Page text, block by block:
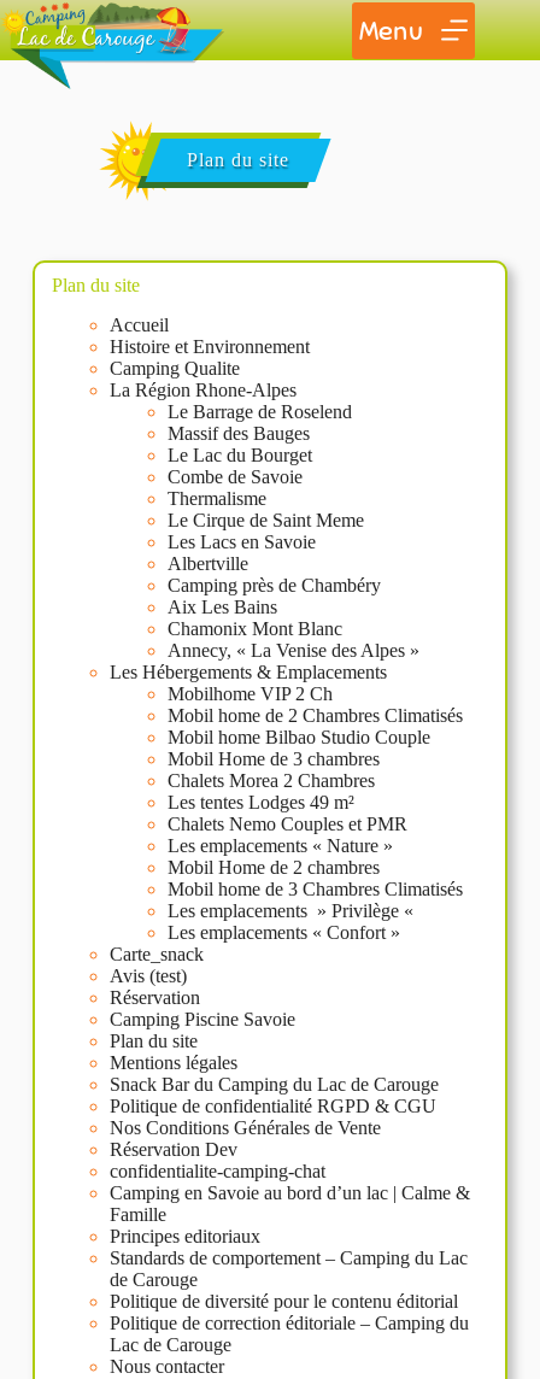
Menu
Plan du site
Plan du site
Accueil
Histoire et Environnement
Camping Qualite
La Région Rhone-Alpes
Le Barrage de Roselend
Massif des Bauges
Le Lac du Bourget
Combe de Savoie
Thermalisme
Le Cirque de Saint Meme
Les Lacs en Savoie
Albertville
Camping près de Chambéry
Aix Les Bains
Chamonix Mont Blanc
Annecy, « La Venise des Alpes »
Les Hébergements & Emplacements
Mobilhome VIP 2 Ch
Mobil home de 2 Chambres Climatisés
Mobil home Bilbao Studio Couple
Mobil Home de 3 chambres
Chalets Morea 2 Chambres
Les tentes Lodges 49 m²
Chalets Nemo Couples et PMR
Les emplacements « Nature »
Mobil Home de 2 chambres
Mobil home de 3 Chambres Climatisés
Les emplacements » Privilège «
Les emplacements « Confort »
Carte_snack
Avis (test)
Réservation
Camping Piscine Savoie
Plan du site
Mentions légales
Snack Bar du Camping du Lac de Carouge
Politique de confidentialité RGPD & CGU
Nos Conditions Générales de Vente
Réservation Dev
confidentialite-camping-chat
Camping en Savoie au bord d’un lac | Calme &
Famille
Principes editoriaux
Standards de comportement – Camping du Lac
de Carouge
Politique de diversité pour le contenu éditorial
Politique de correction éditoriale – Camping du
Lac de Carouge
Nous contacter